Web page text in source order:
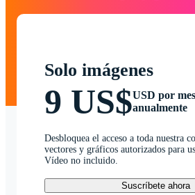
Solo imágenes
9 US$USD por
anualmente
Desbloquea el acceso a toda nuestra
vectores y gráficos autorizados para
Vídeo no incluido.
Suscríbete ahora